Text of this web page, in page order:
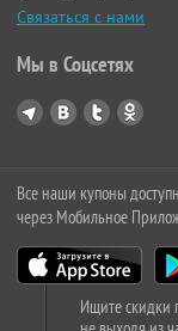
Связаться с нами
Мы в Соцсетях
Все наши купоны
через Мобильное
Ищите скидки